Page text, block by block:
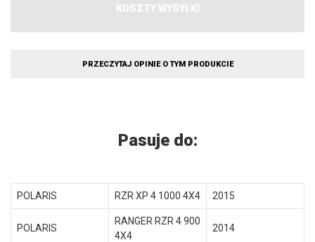
KOSZTY WYSYŁKI
PRZECZYTAJ OPINIE O TYM PRODUKCIE
Pasuje do:
POLARIS RZR XP 4 1000 4X4 2015
POLARIS
RANGER RZR 4 900
4X4
2014